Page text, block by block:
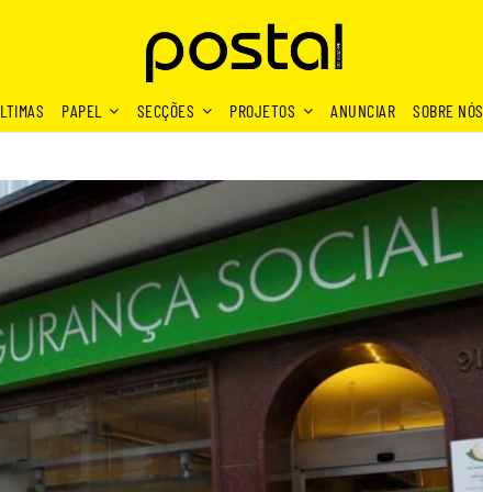
PAPEL SECÇÕES PROJETOS ANUNCIAR SOBRE NÓS